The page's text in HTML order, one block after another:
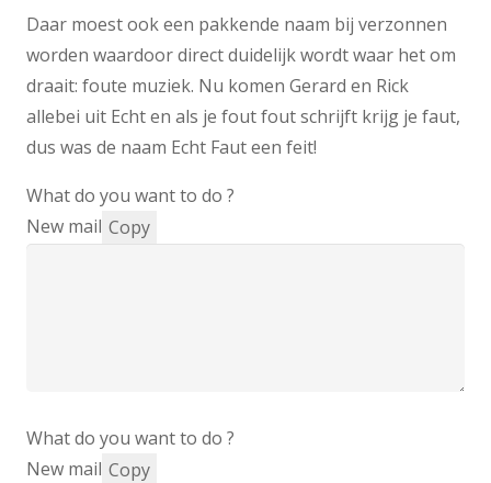
Daar moest ook een pakkende naam bij verzonnen
worden waardoor direct duidelijk wordt waar het om
draait: foute muziek. Nu komen Gerard en Rick
allebei uit Echt en als je fout fout schrijft krijg je faut,
dus was de naam Echt Faut een feit!
What do you want to do ?
New mail Copy
What do you want to do ?
New mail Copy